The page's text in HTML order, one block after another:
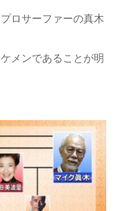
ロサーファーの真木
メンであることが明